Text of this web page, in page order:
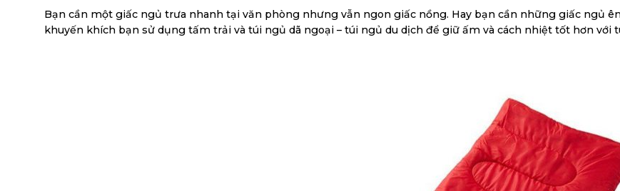
Bạn cần một giấc ngủ trưa nhanh tại văn phòng nhưng vẫn ngon giấc nồng. Hay bạn cần những giấc ngủ
khuyến khích bạn sử dụng tấm trải và túi ngủ dã ngoại – túi ngủ du dịch để giữ ấm và cách nhiệt tốt hơn với